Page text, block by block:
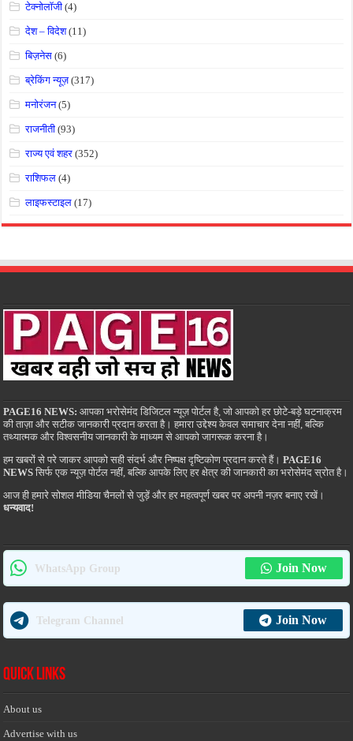
टेक्नोलॉजी (4)
देश – विदेश(11)
बिज़नेस (6)
ब्रेकिंग न्यूज़(317)
मनोरंजन(5)
राजनीती (93)
राज्य एवं शहर (352)
राशिफल (4)
लाइफस्टाइल (17)
PAGE16 NEWS: आपका भरोसेमंद डिजिटल न्यूज़ पोर्टल है, जो आपको हर छोटे-बड़े घटनाक्रम
की ताज़ा और सटीक जानकारी प्रदान करता है। हमारा उद्देश्य केवल समाचार देना नहीं, बल्कि
तथ्यात्मक और विश्वसनीय जानकारी के माध्यम से आपको जागरूक करना है।
हम खबरों से परे जाकर आपको सही संदर्भ और निष्पक्ष दृष्टिकोण प्रदान करते हैं।PAGE16
NEWS सिर्फ एक न्यूज़ पोर्टल नहीं, बल्कि आपके लिए हर क्षेत्र की जानकारी का भरोसेमंद स्रोत है।
आज ही हमारे सोशल मीडिया चैनलों से जुड़ें और हर महत्वपूर्ण खबर पर अपनी नज़र बनाए रखें।
धन्यवाद!
WhatsApp Group Join Now
Telegram Channel Join Now
Quick Links
About us
Advertise with us